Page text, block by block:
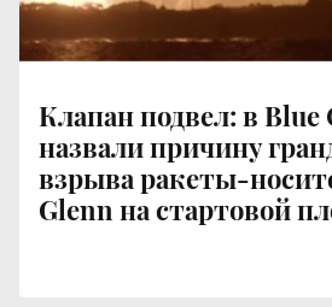
Клапан подвел: в
назвали причину
взрыва ракеты-
Glenn на стартовой